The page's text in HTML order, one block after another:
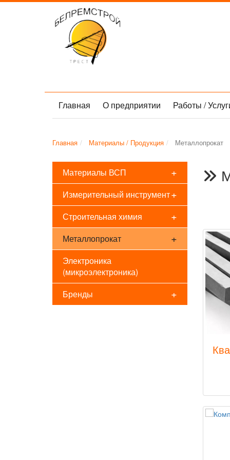
Главная О предприятии Работы /
Главная Материалы / Продукция Металлопрокат
Материалы ВСП +
Измерительный инструмент+
Строительная химия +
Металлопрокат +
Электроника
(микроэлектроника)
Бренды
+